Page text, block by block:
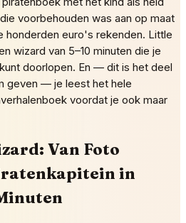
voorbehouden was aan op maat
honderden euro's rekenden. Little
wizard van 5–10 minuten die je
doorlopen. En — dit is het deel
geven — je leest het hele
voordat je ook maar
Van Foto
in